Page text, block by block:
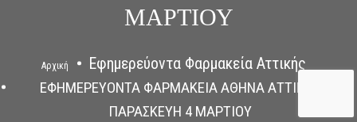
ΜΑΡΤΙΟΥ
Αρχική Εφημερεύοντα Φαρμακεία Αττικής
ΕΦΗΜΕΡΕΥΟΝΤΑ ΦΑΡΜΑΚΕΙΑ ΑΘΗΝΑ ΑΤΤΙΚΗΣ
ΠΑΡΑΣΚΕΥΗ 4 ΜΑΡΤΙΟΥ